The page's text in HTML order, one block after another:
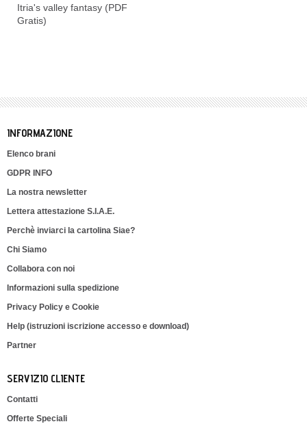
Itria's valley fantasy (PDF
Gratis)
INFORMAZIONE
Elenco brani
GDPR INFO
La nostra newsletter
Lettera attestazione S.I.A.E.
Perchè inviarci la cartolina Siae?
Chi Siamo
Collabora con noi
Informazioni sulla spedizione
Privacy Policy e Cookie
Help (istruzioni iscrizione accesso e download)
Partner
SERVIZIO CLIENTE
Contatti
Offerte Speciali